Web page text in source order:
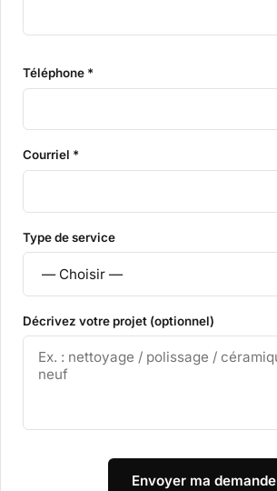
Téléphone *
Courriel *
Type de service
Décrivez votre projet (optionnel)
Envoyer ma demande